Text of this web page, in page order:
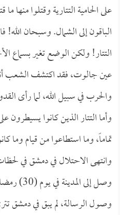
على الحامية التتارية وقتلوا منها
الباقون إلى الشمال. وسبحان
التتار! ولكن الوضع تغير بسماع
عين جالوت، فقد اكتشف الشعب أنه
والحرب في سبيل الله، لما رأى
وأما التتار الذين كانوا
تماماً، وما استطاعوا من قيام وما
وانتهى الاحتلال في دمشق في
وصل إلى
وصول الرسالة، لم يبق في دمشق